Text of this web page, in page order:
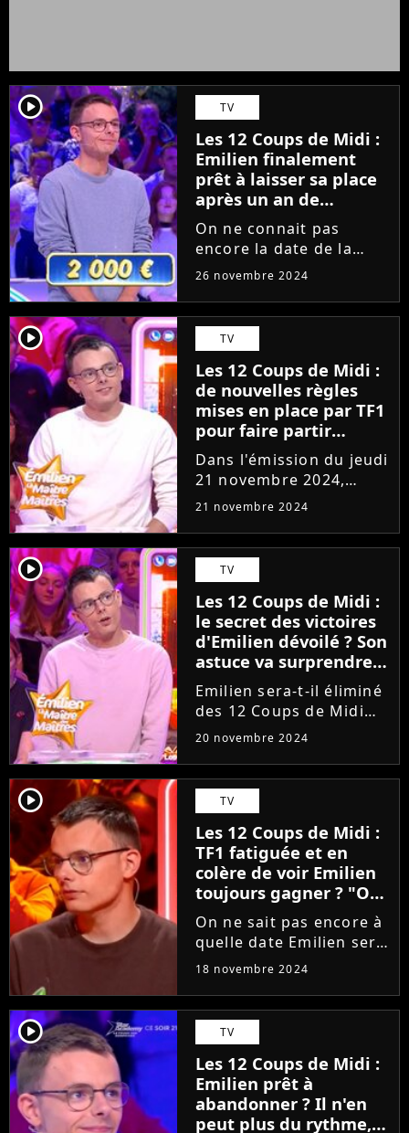
player2 TV
Les 12 Coups de Midi :
Emilien finalement
prêt à laisser sa place
après un an de
victoires et de duels ?
"C'est une dose de
stress"
On ne connait pas
encore la date de la
future élimination
Coups de Midi, mais un
départ dans les
semaines / mois à venir
ne serait pas étonnant.
Le protégé de...
26 novembre 2024
player2 TV
Les 12 Coups de Midi :
de nouvelles règles
mises en place par TF1
pour faire partir
Emilien ? Le candidat
réagit, "La place est
compromise"
Dans l'émission du jeudi
21 novembre 2024,
Emilien a découvert la
mystérieuse de sa
carrière sur le plateau
des 12 Coups de Midi.
Un exploit qui a dû
fatiguer une partie...
21 novembre 2024
player2 TV
Les 12 Coups de Midi :
le secret des victoires
d'Emilien dévoilé ? Son
astuce va surprendre
les téléspectateurs,
"Depuis la première
émission, j'ai..."
Emilien sera-t-il éliminé
des 12 Coups de Midi
avant de découvrir
novembre 2024 ? C'est
peu probable. D'autant
que le champion de TF1
a dévoilé son secret
pour...
20 novembre 2024
player2 TV
Les 12 Coups de Midi :
TF1 fatiguée et en
colère de voir Emilien
toujours gagner ? "On
n'en peut plus..."
On ne sait pas encore à
quelle date Emilien sera
éliminé, mais TF1
de voir le Maître des 12
Coups de Midi perdre
son trône. Comme l'a
confié Jean-Luc
Reichmann,...
18 novembre 2024
player2 TV
Les 12 Coups de Midi :
Emilien prêt à
abandonner ? Il n'en
peut plus du rythme,